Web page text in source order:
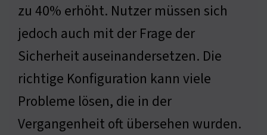
zu 40% erhöht. Nutzer müssen sich
jedoch auch mit der Frage der
Sicherheit auseinandersetzen. Die
richtige Konfiguration kann viele
Probleme lösen, die in der
Vergangenheit oft übersehen wurden.